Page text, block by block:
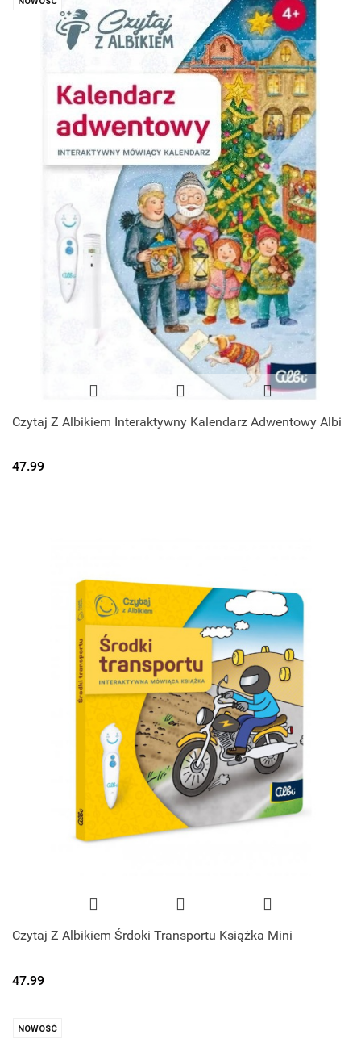
Czytaj Z Albikiem Interaktywny Kalendarz Adwentowy Albi
47.99
Czytaj Z Albikiem Śrdoki Transportu Książka Mini
47.99
NOWOŚĆ